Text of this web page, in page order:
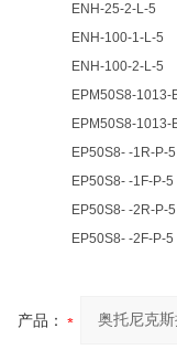
ENH-25-2-L-5
ENH-100-1-L-5
ENH-100-2-L-5
EPM50S8-1013-
EPM50S8-1013-
EP50S8- -1R-P-5
EP50S8- -1F-P-5
EP50S8- -2R-P-5
EP50S8- -2F-P-5
产品：